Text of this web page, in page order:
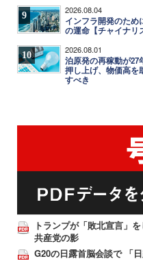
9 2026.08.04
インフラ開発のた
の運命【チャイナリ
10 2026.08.01
泊原発の再稼動が
押し上げ、物価高を
すべき
トランプが「敗北宣言」
共産党の影
G20の日露首脳会談で 「